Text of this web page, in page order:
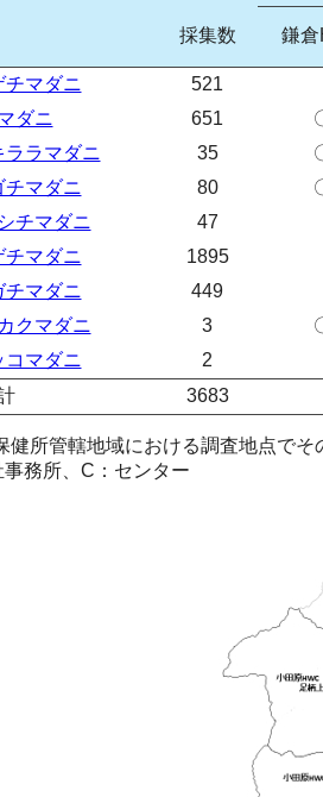
採集数 鎌
チマダニ
521
ダニ
651
ララマダニ
35
チマダニ
80
チマダニ
47
チマダニ
1895
チマダニ
449
クマダニ
3
コマダニ
2
3683
所管轄地域における調査地点でそ
務所、C：センター